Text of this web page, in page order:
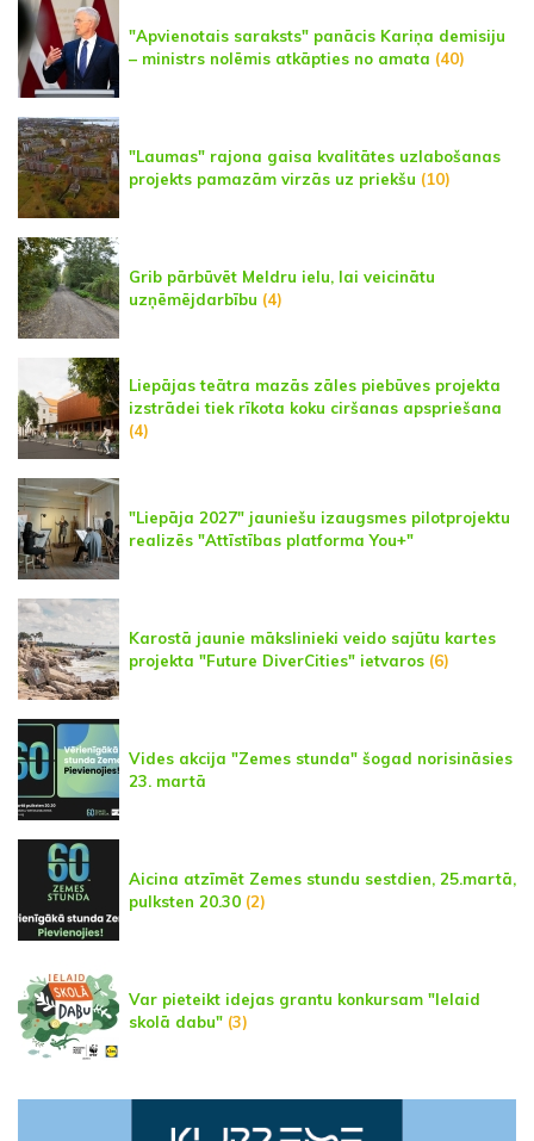
"Apvienotais saraksts" panācis Kariņa demisiju
– ministrs nolēmis atkāpties no amata (40)
"Laumas" rajona gaisa kvalitātes uzlabošanas
projekts pamazām virzās uz priekšu (10)
Grib pārbūvēt Meldru ielu, lai veicinātu
uzņēmējdarbību (4)
Liepājas teātra mazās zāles piebūves projekta
izstrādei tiek rīkota koku ciršanas apspriešana
(4)
"Liepāja 2027" jauniešu izaugsmes pilotprojektu
realizēs "Attīstības platforma You+"
Karostā jaunie mākslinieki veido sajūtu kartes
projekta "Future DiverCities" ietvaros (6)
Vides akcija "Zemes stunda" šogad norisināsies
23. martā
Aicina atzīmēt Zemes stundu sestdien, 25.martā,
pulksten 20.30 (2)
Var pieteikt idejas grantu konkursam "Ielaid
skolā dabu" (3)